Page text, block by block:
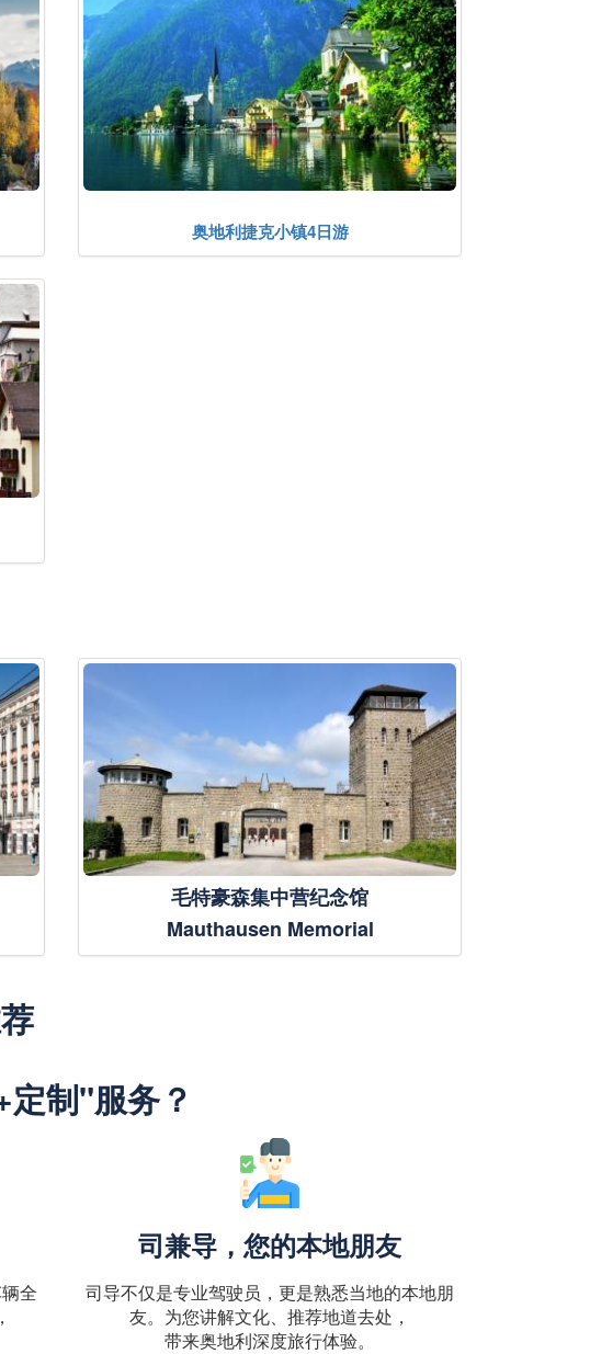
奥地利捷克小镇4日游
毛特豪森集中营纪念馆
Mauthausen Memorial
制"服务？
全
司兼导，您的本地朋友
司导不仅是专业驾驶员，更是熟悉当地的本地朋
友。为您讲解文化、推荐地道去处，
带来奥地利深度旅行体验。